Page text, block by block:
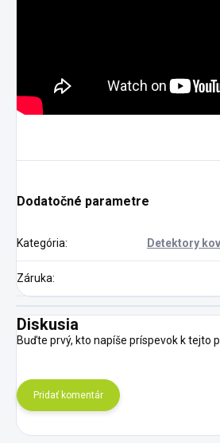
Dodatočné parametre
Kategória: Detektory
Záruka:
Diskusia
Buďte prvý, kto napíše príspevok k tejto
Pridať komentár